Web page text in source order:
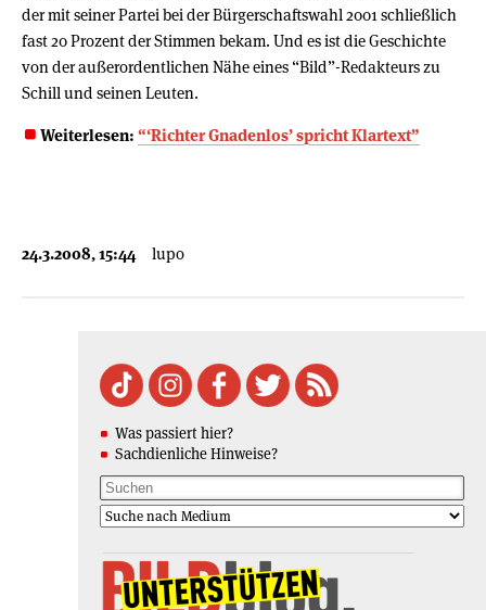
der mit seiner Partei bei der Bürgerschaftswahl 2001 schließlich
fast 20 Prozent der Stimmen bekam. Und es ist die Geschichte
von der außerordentlichen Nähe eines “Bild”-Redakteurs zu
Schill und seinen Leuten.
Weiterlesen: “‘Richter Gnadenlos’ spricht Klartext”
24.3.2008, 15:44 lupo
Was passiert hier?
Sachdienliche Hinweise?